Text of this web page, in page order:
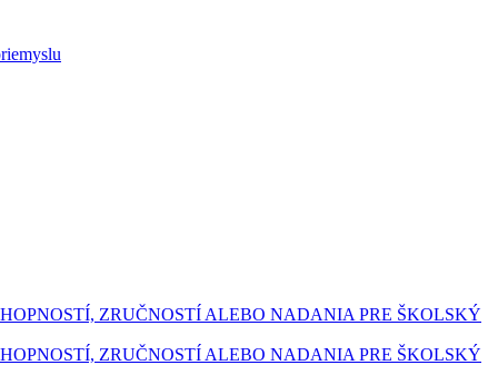
ZRUČNOSTÍ ALEBO NADANIA PRE ŠKOLSKÝ
ZRUČNOSTÍ ALEBO NADANIA PRE ŠKOLSKÝ